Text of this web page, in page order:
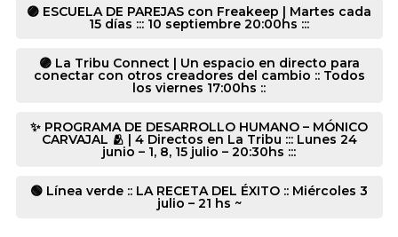
🟣 ESCUELA DE PAREJAS con Freakeep | Martes cada
15 días ::: 10 septiembre 20:00hs :::
🟣 La Tribu Connect | Un espacio en directo para
conectar con otros creadores del cambio :: Todos
los viernes 17:00hs ::
✨ PROGRAMA DE DESARROLLO HUMANO – MÓNICO
CARVAJAL 🫂 | 4 Directos en La Tribu ::: Lunes 24
junio – 1, 8, 15 julio – 20:30hs :::
🟢 Línea verde :: LA RECETA DEL ÉXITO :: Miércoles 3
julio – 21 hs ~